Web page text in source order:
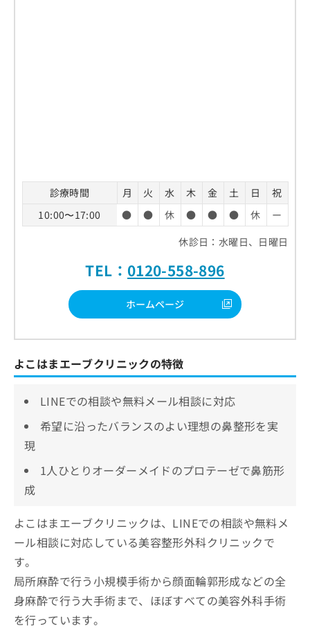
診療時間 月 火 水 木 金 土 日
祝
10:00〜17:00
● ● 休 ● ● ● 休
ー
休診日：水曜日、日曜日
TEL： 0120-558-896
ホームページ
よこはまエーブクリニックの特徴
LINEでの相談や無料メール相談に対応
希望に沿ったバランスのよい理想の鼻整形を実
現
1人ひとりオーダーメイドのプロテーゼで鼻筋形
成
よこはまエーブクリニックは、LINEでの相談や無料メ
ール相談に対応している美容整形外科クリニックで
す。
局所麻酔で行う小規模手術から顔面輪郭形成などの全
身麻酔で行う大手術まで、ほぼすべての美容外科手術
を行っています。